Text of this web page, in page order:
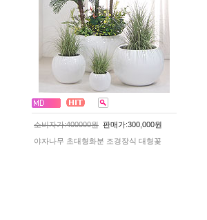
소비자가:400000원 판매가:300,000원
야자나무 초대형화분 조경장식 대형꽃